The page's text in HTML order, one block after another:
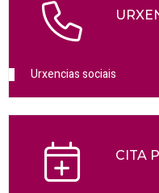
Urxencias sociais
CITA